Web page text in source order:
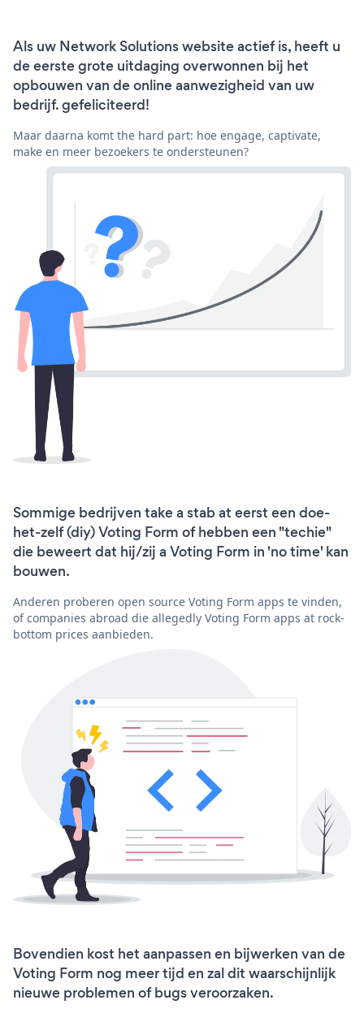
Als uw Network Solutions website actief is, heeft u
de eerste grote uitdaging overwonnen bij het
opbouwen van de online aanwezigheid van uw
bedrijf. gefeliciteerd!
Maar daarna komt the hard part: hoe engage, captivate,
make en meer bezoekers te ondersteunen?
Sommige bedrijven take a stab at eerst een doe-
het-zelf (diy) Voting Form of hebben een "techie"
die beweert dat hij/zij a Voting Form in 'no time' kan
bouwen.
Anderen proberen open source Voting Form apps te vinden,
of companies abroad die allegedly Voting Form apps at rock-
bottom prices aanbieden.
Bovendien kost het aanpassen en bijwerken van de
Voting Form nog meer tijd en zal dit waarschijnlijk
nieuwe problemen of bugs veroorzaken.